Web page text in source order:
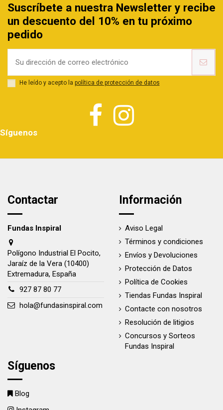
Suscríbete a nuestra Newsletter y recibe
un descuento del 10% en tu próximo
pedido
He leído y acepto la política de protección de datos
Síguenos
Contactar
Fundas Inspiral
Polígono Industrial El Pocito,
Jaraíz de la Vera (10400)
Extremadura, España
927 87 80 77
hola@fundasinspiral.com
Información
Aviso Legal
Términos y condiciones
Envíos y Devoluciones
Protección de Datos
Política de Cookies
Tiendas Fundas Inspiral
Contacte con nosotros
Resolución de litigios
Concursos y Sorteos
Fundas Inspiral
Síguenos
Blog